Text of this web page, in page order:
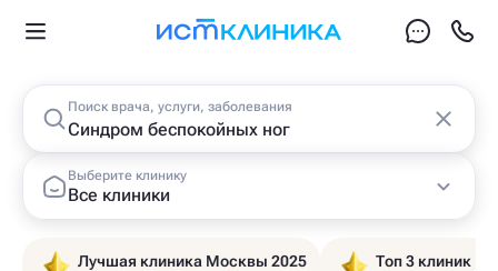
Поиск врача, услуги, заболевания
Выберите клинику
Все клиники
Лучшая клиника Москвы 2025 Топ 3 клиник